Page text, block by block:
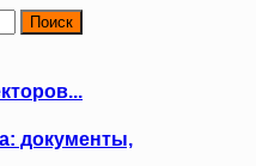
документы,